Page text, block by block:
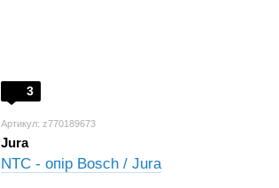
3
Артикул: z770189673
Jura
NTC - опір Bosch / Jura